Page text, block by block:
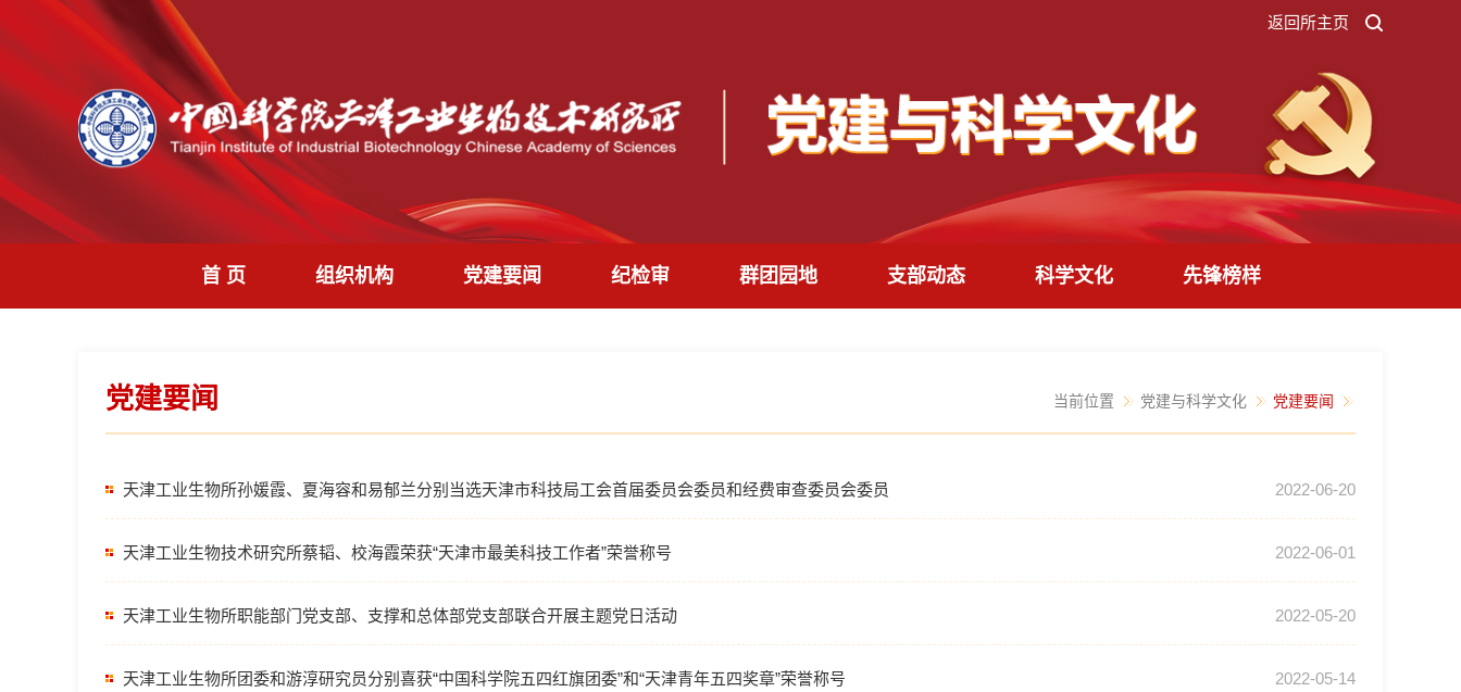
返回所主页
首 页 组织机构 党建要闻 纪检审 群团园地 支部动态 科学文化 先锋榜样
当前位置 党建与科学文化 党建要闻
党建要闻
天津工业生物所孙媛霞、夏海容和易郁兰分别当选天津市科技局工会首届委员会委员和经费审查委员会委员 2022-06-20
天津工业生物技术研究所蔡韬、校海霞荣获“天津市最美科技工作者”荣誉称号 2022-06-01
天津工业生物所职能部门党支部、支撑和总体部党支部联合开展主题党日活动 2022-05-20
天津工业生物所团委和游淳研究员分别喜获“中国科学院五四红旗团委”和“天津青年五四奖章”荣誉称号 2022-05-14